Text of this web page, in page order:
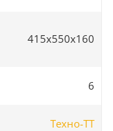
415х550х160
6
Техно-ТТ